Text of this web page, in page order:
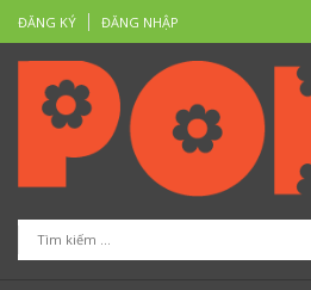
ĐĂNG KÝ ĐĂNG NHẬP